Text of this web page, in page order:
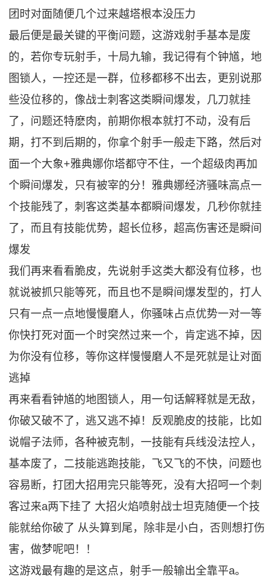
团时对面随便几个过来越塔根本没压力
最后便是最关键的平衡问题，这游戏射手基本是废
的，若你专玩射手，十局九输，我记得有个钟馗，地
图锁人，一控还是一群，位移都移不出去，更别说那
些没位移的，像战士刺客这类瞬间爆发，几刀就挂
了，问题还特麽肉，前期你根本就打不动，没有后
期，打不到后期的，你拿个射手一般走下路，然后对
面一个大象+雅典娜你塔都守不住，一个超级肉再加
个瞬间爆发，只有被宰的分！雅典娜经济骚味高点一
个技能残了，刺客这类基本都瞬间爆发，几秒你就挂
了，而且有技能优势，超长位移，超高伤害还是瞬间
爆发
我们再来看看脆皮，先说射手这类大都没有位移，也
就说被抓只能等死，而且也不是瞬间爆发型的，打人
只有一点一点地慢慢磨人，你骚味占点优势一对一等
你快打死对面一个时突然过来一个，肯定逃不掉，因
为你没有位移，等你这样慢慢磨人不是死就是让对面
逃掉
再来看看钟馗的地图锁人，用一句话解释就是无敌，
你破又破不了，逃又逃不掉！反观脆皮的技能，比如
说帽子法师，各种被克制，一技能有兵线没法控人，
基本废了，二技能逃跑技能，飞又飞的不快，问题也
容易断，打团大招用完只能等死，没有大招呵一个刺
客过来a两下挂了 大招火焰喷射战士坦克随便一个技
能就给你破了 从头算到尾，除非是小白，否则想打伤
害，做梦呢吧！！
这游戏最有趣的是这点，射手一般输出全靠平a。